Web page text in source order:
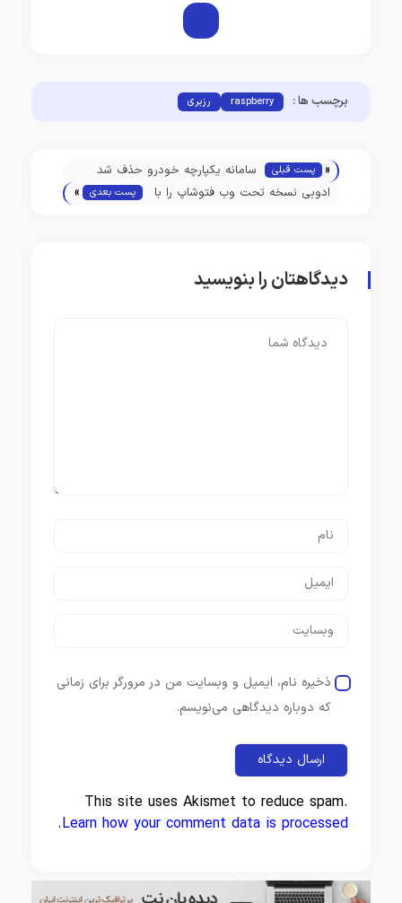
برچسب ها : raspberry رزبری
« پست قبلی
سامانه یکپارچه خودرو حذف شد
ادوبی نسخه تحت وب فتوشاپ را با
پست بعدی »
دیدگاهتان را بنویسید
ذخیره نام، ایمیل و وبسایت من در مرورگر برای زمانی
که دوباره دیدگاهی می‌نویسم.
This site uses Akismet to reduce spam.
Learn how your comment data is processed
.